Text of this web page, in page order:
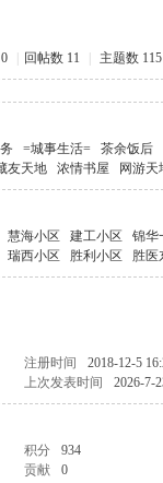
回帖数 11 主题数 115
=城事生活=
茶余饭后
友天地 浓情书屋 网游天
慧海小区 建工小区
锦华
瑞西小区 胜利小区 胜医
注册时间
2018-12-5
上次发表时间 2026-7-
积分
934
贡献 0